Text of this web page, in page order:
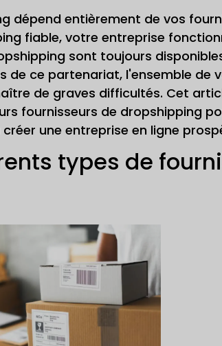
dépend entièrement de vos
fiable, votre entreprise
sont toujours
de ce partenariat, l'ensemble de
de graves difficultés. Cet
fournisseurs de dropshipping
une entreprise en ligne
types de